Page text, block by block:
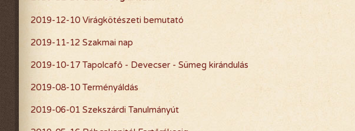
2019-évi események
2018-évi események
2017-évi események
2016-évi események
2015-évi események
2019-12-10 Virágkötészeti bemutató
2019-11-12 Szakmai nap
2019-10-17 Tapolcafő - Devecser - Sümeg kirándulás
2019-08-10 Terményáldás
2019-06-01 Szekszárdi Tanulmányút